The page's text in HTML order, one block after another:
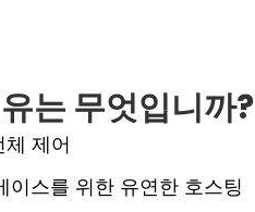
는 무엇입니까?
제어
이스를 위한 유연한 호스팅